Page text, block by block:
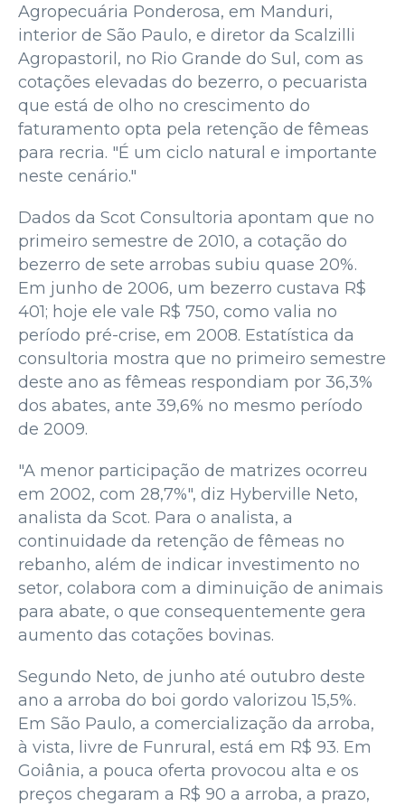
Agropecuária Ponderosa, em Manduri,
interior de São Paulo, e diretor da Scalzilli
Agropastoril, no Rio Grande do Sul, com as
cotações elevadas do bezerro, o pecuarista
que está de olho no crescimento do
faturamento opta pela retenção de fêmeas
para recria. "É um ciclo natural e importante
neste cenário."
Dados da Scot Consultoria apontam que no
primeiro semestre de 2010, a cotação do
bezerro de sete arrobas subiu quase 20%.
Em junho de 2006, um bezerro custava R$
401; hoje ele vale R$ 750, como valia no
período pré-crise, em 2008. Estatística da
consultoria mostra que no primeiro semestre
deste ano as fêmeas respondiam por 36,3%
dos abates, ante 39,6% no mesmo período
de 2009.
"A menor participação de matrizes ocorreu
em 2002, com 28,7%", diz Hyberville Neto,
analista da Scot. Para o analista, a
continuidade da retenção de fêmeas no
rebanho, além de indicar investimento no
setor, colabora com a diminuição de animais
para abate, o que consequentemente gera
aumento das cotações bovinas.
Segundo Neto, de junho até outubro deste
ano a arroba do boi gordo valorizou 15,5%.
Em São Paulo, a comercialização da arroba,
à vista, livre de Funrural, está em R$ 93. Em
Goiânia, a pouca oferta provocou alta e os
preços chegaram a R$ 90 a arroba, a prazo,